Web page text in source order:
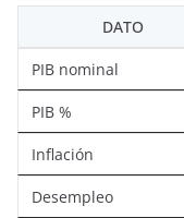
DATO
PIB nominal
PIB %
Inflación
Desempleo